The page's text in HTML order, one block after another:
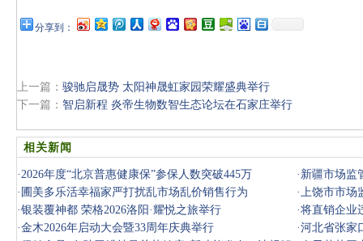
分享到：
上一篇： 骏驰启晟势 太阳神晟虹家园荣耀盛典举行
下一篇： 智启新程 炎帝生物数智生态论坛在石家庄举行
相关新闻
·2026年度“北京普惠健康保”参保人数突破445万 · 新疆市场监
· 圃美多乐活幸福家严打扰乱市场乱价销售行为 ·上饶市市场
能力建设
·银装覆神都 荣格2026洛阳·耀悦之旅举行 ·将直销企业
工作取得
·金木2026年启动大会暨33周年庆典举行 ·河北省张家